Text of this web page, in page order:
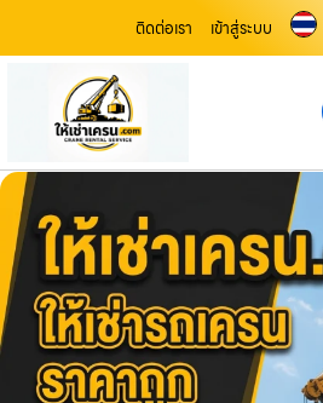
ติดต่อเรา เข้าสู่ระบบ